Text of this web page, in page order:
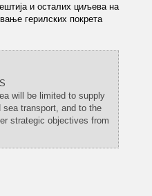
и осталих циљева на
герилских покрета
will be limited to supply
transport, and to the
strategic objectives from